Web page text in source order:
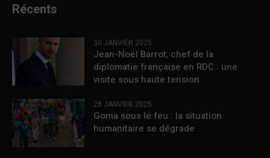
Récents
30 JANVIER 2025
Jean-Noël Barrot, chef de la
diplomatie française en RDC : une
visite sous haute tension
28 JANVIER 2025
Goma sous le feu : la situation
humanitaire se dégrade